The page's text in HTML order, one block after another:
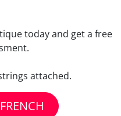
today and get a free
attached.